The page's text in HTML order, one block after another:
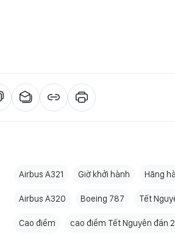
Airbus A321 Giờ khởi hành Hãng
Airbus A320 Boeing 787 Tết
Cao điểm cao điểm Tết Nguyên đán